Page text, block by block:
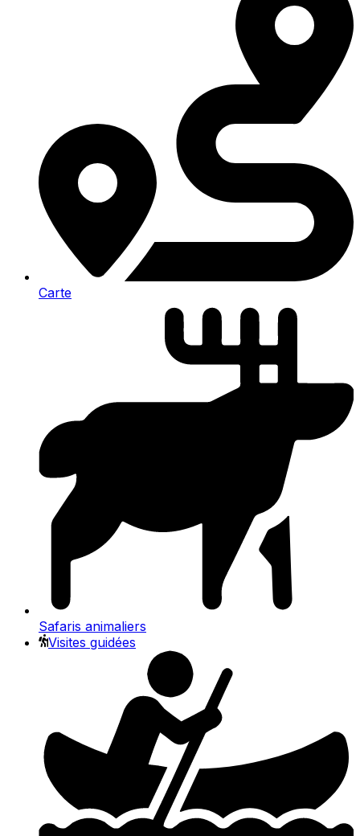
Carte
Safaris animaliers
Visites guidées